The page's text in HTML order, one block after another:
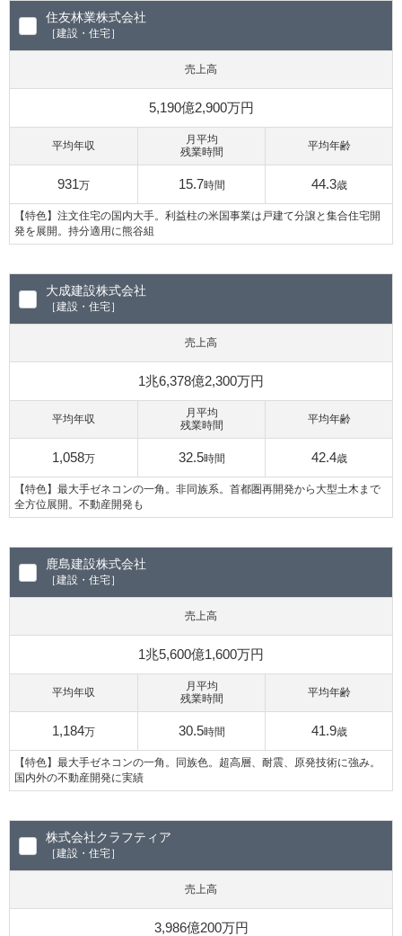
住友林業株式会社
［建設・住宅］
売上高
5,190億2,900万円
平均年収
931万
月平均
残業時間
15.7時間
平均年齢
44.3歳
【特色】注文住宅の国内大手。利益柱の米国事業は戸建て分譲と集合住宅開
発を展開。持分適用に熊谷組
大成建設株式会社
［建設・住宅］
売上高
1兆6,378億2,300万円
平均年収
1,058万
月平均
残業時間
32.5時間
平均年齢
42.4歳
【特色】最大手ゼネコンの一角。非同族系。首都圏再開発から大型土木まで
全方位展開。不動産開発も
鹿島建設株式会社
［建設・住宅］
売上高
1兆5,600億1,600万円
平均年収
1,184万
月平均
残業時間
30.5時間
平均年齢
41.9歳
【特色】最大手ゼネコンの一角。同族色。超高層、耐震、原発技術に強み。
国内外の不動産開発に実績
株式会社クラフティア
［建設・住宅］
売上高
3,986億200万円